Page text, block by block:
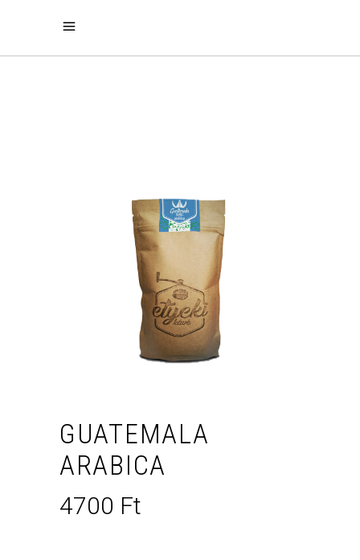
GUATEMALA
ARABICA
4700 Ft